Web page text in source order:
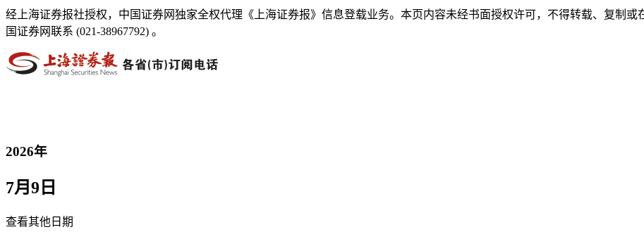
经上海证券报社授权，中国证券网独家全权代理《上海证券报》信息登载业务。本页内容未经书面授权许可，不得转载、复制
国证券网联系 (021-38967792) 。
2026年
7月9日
查看其他日期